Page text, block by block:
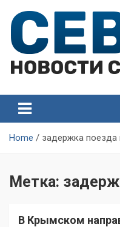
content
Севастополя
Севастополя
Home задержка
Метка:
В Крымском